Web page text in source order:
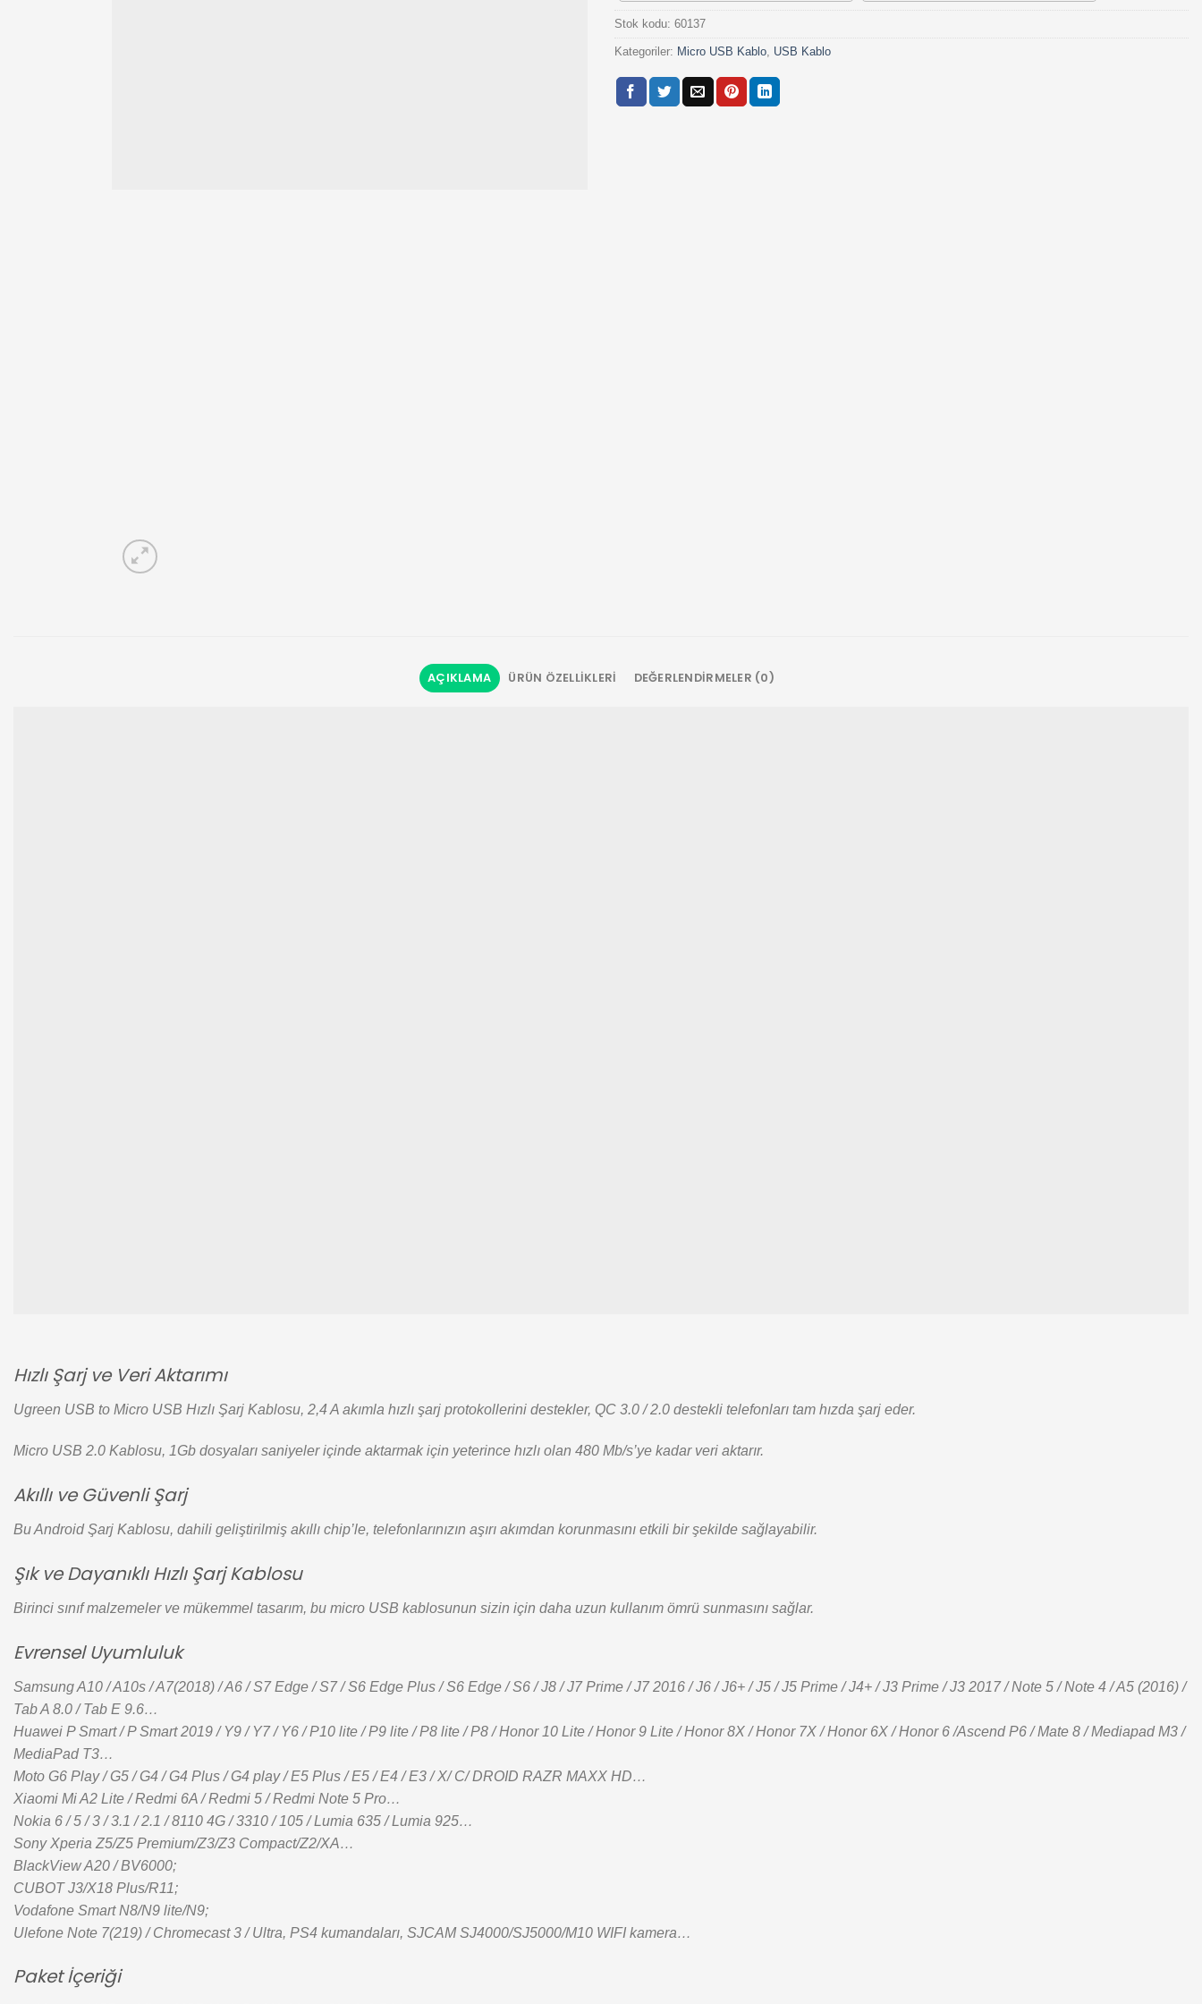
Stok kodu: 60137
Kategoriler: Micro USB Kablo, USB Kablo
AÇIKLAMA ÜRÜN ÖZELLIKLERI DEĞERLENDIRMELER (0)
Hızlı Şarj ve Veri Aktarımı
Ugreen USB to Micro USB Hızlı Şarj Kablosu, 2,4 A akımla hızlı şarj protokollerini destekler, QC 3.0 / 2.0 destekli telefonları tam hızda şarj eder.
Micro USB 2.0 Kablosu, 1Gb dosyaları saniyeler içinde aktarmak için yeterince hızlı olan 480 Mb/s’ye kadar veri aktarır.
Akıllı ve Güvenli Şarj
Bu Android Şarj Kablosu, dahili geliştirilmiş akıllı chip’le, telefonlarınızın aşırı akımdan korunmasını etkili bir şekilde sağlayabilir.
Şık ve Dayanıklı Hızlı Şarj Kablosu
Birinci sınıf malzemeler ve mükemmel tasarım, bu micro USB kablosunun sizin için daha uzun kullanım ömrü sunmasını sağlar.
Evrensel Uyumluluk
Samsung A10 / A10s / A7(2018) / A6 / S7 Edge / S7 / S6 Edge Plus / S6 Edge / S6 / J8 / J7 Prime / J7 2016 / J6 / J6+ / J5 / J5 Prime / J4+ / J3 Prime / J3 2017 / Note 5 / Note 4 / A5 (2016) /
Tab A 8.0 / Tab E 9.6…
Huawei P Smart / P Smart 2019 / Y9 / Y7 / Y6 / P10 lite / P9 lite / P8 lite / P8 / Honor 10 Lite / Honor 9 Lite / Honor 8X / Honor 7X / Honor 6X / Honor 6 /Ascend P6 / Mate 8 / Mediapad M3 /
MediaPad T3…
Moto G6 Play / G5 / G4 / G4 Plus / G4 play / E5 Plus / E5 / E4 / E3 / X/ C/ DROID RAZR MAXX HD…
Xiaomi Mi A2 Lite / Redmi 6A / Redmi 5 / Redmi Note 5 Pro…
Nokia 6 / 5 / 3 / 3.1 / 2.1 / 8110 4G / 3310 / 105 / Lumia 635 / Lumia 925…
Sony Xperia Z5/Z5 Premium/Z3/Z3 Compact/Z2/XA…
BlackView A20 / BV6000;
CUBOT J3/X18 Plus/R11;
Vodafone Smart N8/N9 lite/N9;
Ulefone Note 7(219) / Chromecast 3 / Ultra, PS4 kumandaları, SJCAM SJ4000/SJ5000/M10 WIFI kamera…
Paket İçeriği